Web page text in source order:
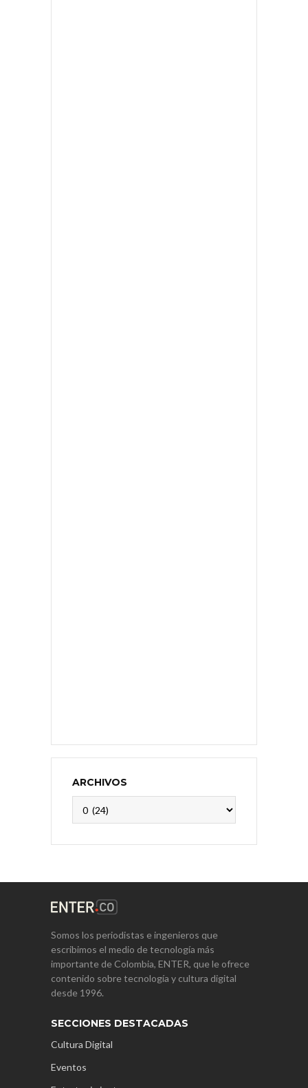
ARCHIVOS
Somos los periodistas e ingenieros que
escribimos el medio de tecnología más
importante de Colombia, ENTER, que le ofrece
contenido sobre tecnología y cultura digital
desde 1996.
SECCIONES DESTACADAS
Cultura Digital
Eventos